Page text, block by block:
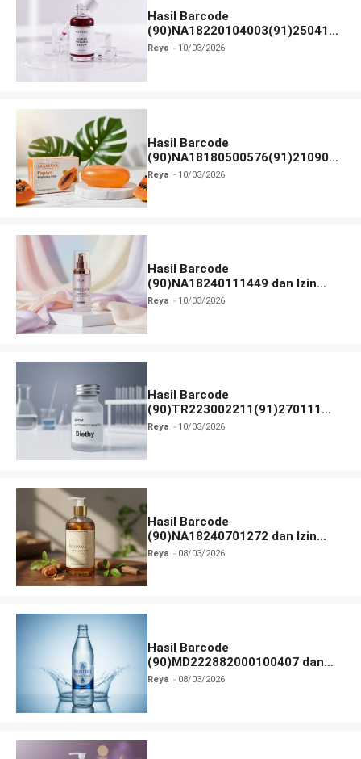
Hasil Barcode
(90)NA18220104003(91)250418
dan Izin BPOM
Reya 10/03/2026
Hasil Barcode
(90)NA18180500576(91)210906
dan Izin BPOM
Reya 10/03/2026
Hasil Barcode
(90)NA18240111449 dan Izin
BPOM
Reya 10/03/2026
Hasil Barcode
(90)TR223002211(91)270111
dan Izin BPOM
Reya 10/03/2026
Hasil Barcode
(90)NA18240701272 dan Izin
BPOM
Reya 08/03/2026
Hasil Barcode
(90)MD222882000100407 dan
Izin BPOM
Reya 08/03/2026